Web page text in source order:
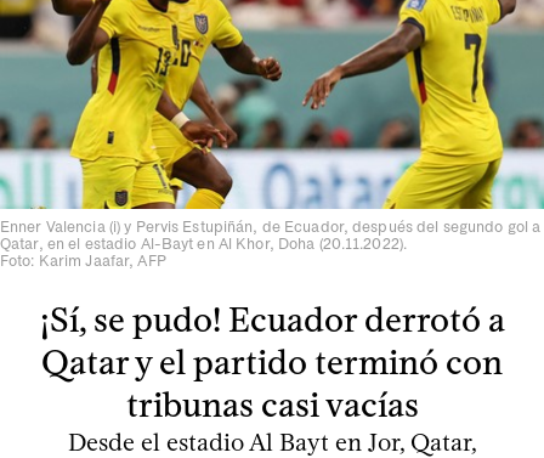
Enner Valencia (i) y Pervis Estupiñán, de Ecuador, después del segundo gol a
Qatar, en el estadio Al-Bayt en Al Khor, Doha (20.11.2022).
Foto: Karim Jaafar, AFP
¡Sí, se pudo! Ecuador derrotó a
Qatar y el partido terminó con
tribunas casi vacías
Desde el estadio Al Bayt en Jor, Qatar,